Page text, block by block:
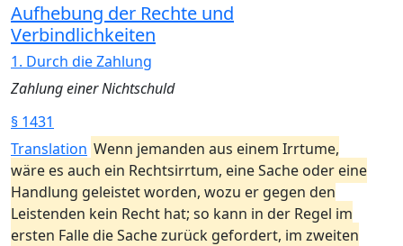
Aufhebung der Rechte und
Verbindlichkeiten
1. Durch die Zahlung
Zahlung einer Nichtschuld
§ 1431
Translation Wenn jemanden aus einem Irrtume,
wäre es auch ein Rechtsirrtum, eine Sache oder eine
Handlung geleistet worden, wozu er gegen den
Leistenden kein Recht hat; so kann in der Regel im
ersten Falle die Sache zurück gefordert, im zweiten